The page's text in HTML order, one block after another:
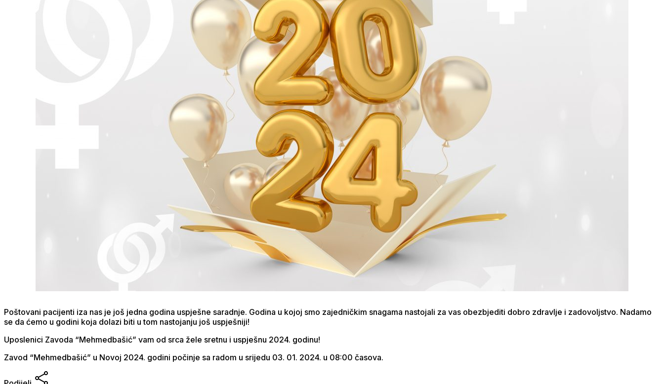
Poštovani pacijenti iza nas je još jedna godina uspješne saradnje. Godina u kojoj smo zajedničkim snagama nastojali za vas obezbjediti dobro zdravlje i zadovoljstvo. Nadamo
se da ćemo u godini koja dolazi biti u tom nastojanju još uspješniji!
Uposlenici Zavoda “Mehmedbašić” vam od srca žele sretnu i uspješnu 2024. godinu!
Zavod “Mehmedbašić” u Novoj 2024. godini počinje sa radom u srijedu 03. 01. 2024. u 08:00 časova.